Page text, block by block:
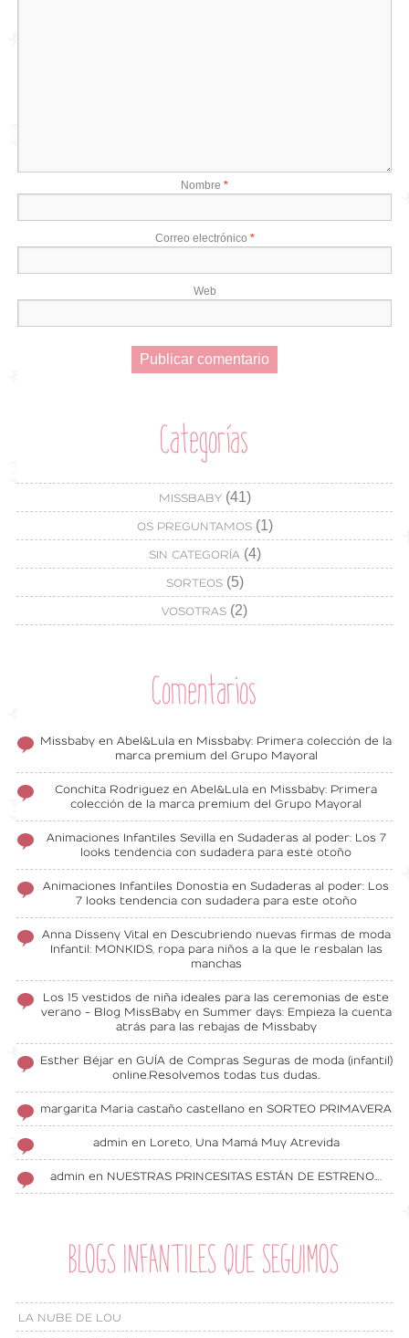
Nombre *
Correo electrónico *
Web
Categorías
MISSBABY(41)
OS PREGUNTAMOS(1)
SIN CATEGORÍA (4)
SORTEOS(5)
VOSOTRAS (2)
Comentarios
Missbaby en Abel&Lula en Missbaby: Primera colección de la
marca premium del Grupo Mayoral
Conchita Rodriguez en Abel&Lula en Missbaby: Primera
colección de la marca premium del Grupo Mayoral
Animaciones Infantiles Sevillaen Sudaderas al poder: Los 7
looks tendencia con sudadera para este otoño
Animaciones Infantiles Donostia en Sudaderas al poder: Los
7 looks tendencia con sudadera para este otoño
Anna Disseny Vital en Descubriendo nuevas firmas de moda
Infantil: MONKIDS, ropa para niños a la que le resbalan las
manchas
Los 15 vestidos de niña ideales para las ceremonias de este
verano - Blog MissBabyen Summer days: Empieza la cuenta
atrás para las rebajas de Missbaby
Esther Béjaren GUÍA de Compras Seguras de moda (infantil)
online.Resolvemos todas tus dudas..
margarita Maria castaño castellano en SORTEO PRIMAVERA
admin en Loreto, Una Mamá Muy Atrevida
admin en NUESTRAS PRINCESITAS ESTÁN DE ESTRENO….
BLOGS INFANTILES QUE SEGUIMOS
LA NUBE DE LOU